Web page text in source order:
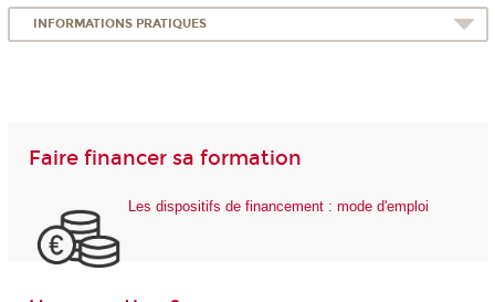
INFORMATIONS PRATIQUES
Faire financer sa formation
Les dispositifs de financement : mode d'emploi